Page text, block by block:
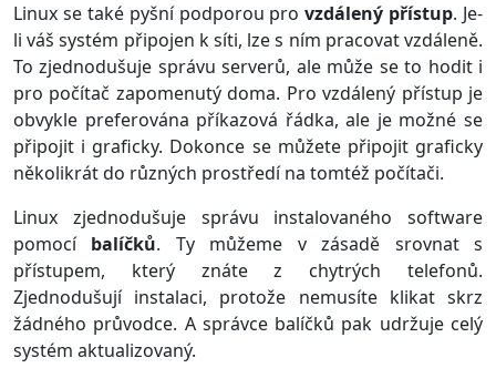
Linux se také pyšní podporou provzdálený přístup. Je-
li váš systém připojen k síti, lze s ním pracovat vzdáleně.
To zjednodušuje správu serverů, ale může se to hodit i
pro počítač zapomenutý doma. Pro vzdálený přístup je
obvykle preferována příkazová řádka, ale je možné se
připojit i graficky. Dokonce se můžete připojit graficky
několikrát do různých prostředí na tomtéž počítači.
Linux zjednodušuje správu instalovaného software
pomocí balíčků. Ty můžeme v zásadě srovnat s
přístupem, který znáte z chytrých telefonů.
Zjednodušují instalaci, protože nemusíte klikat skrz
žádného průvodce. A správce balíčků pak udržuje celý
systém aktualizovaný.